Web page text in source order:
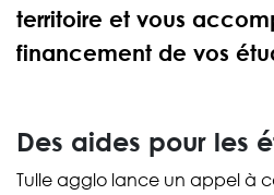
territoire et vous
financement de vos
Des aides pour les
Tulle agglo lance un appel à